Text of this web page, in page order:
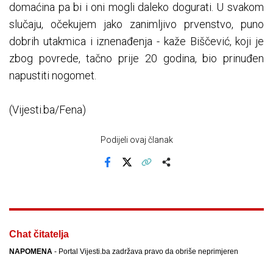
domaćina pa bi i oni mogli daleko dogurati. U svakom
slučaju, očekujem jako zanimljivo prvenstvo, puno
dobrih utakmica i iznenađenja - kaže Biščević, koji je
zbog povrede, tačno prije 20 godina, bio prinuđen
napustiti nogomet.
(Vijesti.ba/Fena)
Podijeli ovaj članak
Chat čitatelja
NAPOMENA - Portal Vijesti.ba zadržava pravo da obriše neprimjeren